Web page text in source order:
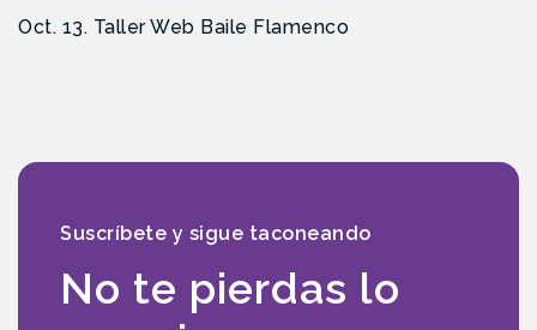
Oct. 13. Taller Web Baile Flamenco
Suscríbete y sigue taconeando
No te pierdas lo